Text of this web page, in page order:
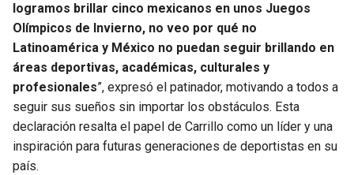
logramos brillar cinco mexicanos en unos Juegos
Olímpicos de Invierno, no veo por qué no
Latinoamérica y México no puedan seguir brillando en
áreas deportivas, académicas, culturales y
profesionales”, expresó el patinador, motivando a todos a
seguir sus sueños sin importar los obstáculos. Esta
declaración resalta el papel de Carrillo como un líder y una
inspiración para futuras generaciones de deportistas en su
país.